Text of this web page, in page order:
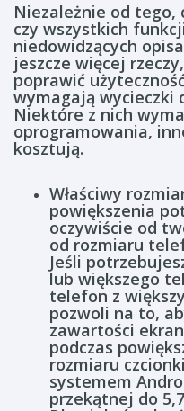
Niezależnie od tego,
czy wszystkich
niedowidzących
jeszcze więcej
poprawić
wymagają wycieczki
Niektóre z nich
oprogramowania,
kosztują.
Właściwy
powiększenia
oczywiście od
od rozmiaru
Jeśli
lub większego
telefon z
pozwoli na to,
zawartości
podczas
rozmiaru
systemem
przekątnej do